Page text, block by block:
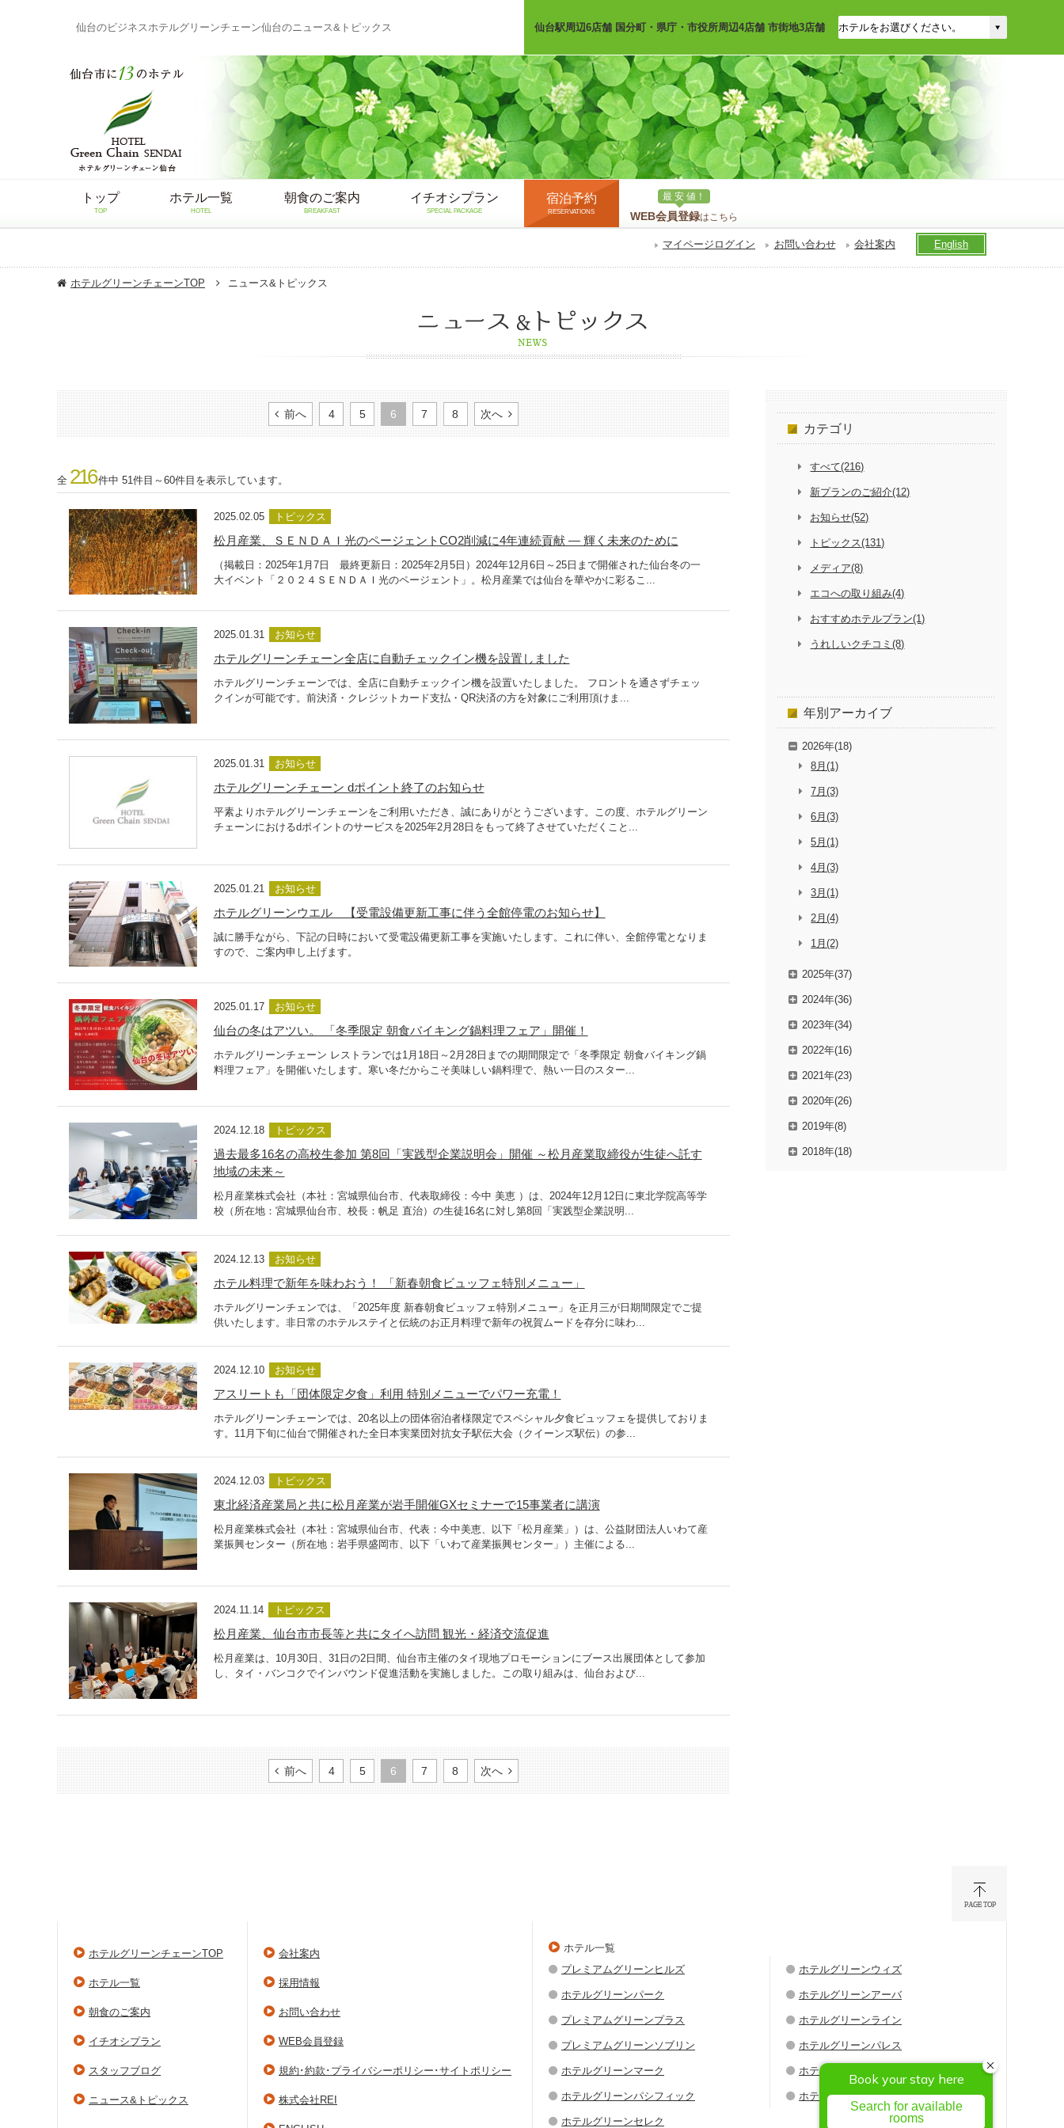
仙台のビジネスホテルグリーンチェーン仙台のニュース&トピックス 仙台駅周辺6店舗 国分町・県庁・市役所周辺4店舗 市街地3店舗
トップ
TOP
ホテル一覧
HOTEL
朝食のご案内
BREAKFAST
イチオシプラン
SPECIAL PACKAGE
宿泊予約
RESERVATIONS
最 安 値！
WEB会員登録はこちら
マイページログイン お問い合わせ 会社案内 English
ホテルグリーンチェーンTOP ニュース&トピックス
前へ 4 5 6 7 8 次へ
全 216件中 51件目～60件目を表示しています。
2025.02.05 トピックス
松月産業、ＳＥＮＤＡＩ光のページェントCO2削減に4年連続貢献 ― 輝く未来のために
（掲載日：2025年1月7日 最終更新日：2025年2月5日）2024年12月6日～25日まで開催された仙台冬の一
大イベント「２０２４ＳＥＮＤＡＩ光のページェント」。松月産業では仙台を華やかに彩るこ...
2025.01.31 お知らせ
ホテルグリーンチェーン全店に自動チェックイン機を設置しました
ホテルグリーンチェーンでは、全店に自動チェックイン機を設置いたしました。 フロントを通さずチェッ
クインが可能です。前決済・クレジットカード支払・QR決済の方を対象にご利用頂けま...
2025.01.31 お知らせ
ホテルグリーンチェーン dポイント終了のお知らせ
平素よりホテルグリーンチェーンをご利用いただき、誠にありがとうございます。この度、ホテルグリーン
チェーンにおけるdポイントのサービスを2025年2月28日をもって終了させていただくこと...
2025.01.21 お知らせ
ホテルグリーンウエル 【受電設備更新工事に伴う全館停電のお知らせ】
誠に勝手ながら、下記の日時において受電設備更新工事を実施いたします。これに伴い、全館停電となりま
すので、ご案内申し上げます。
2025.01.17 お知らせ
仙台の冬はアツい。 「冬季限定 朝食バイキング鍋料理フェア」開催！
ホテルグリーンチェーン レストランでは1月18日～2月28日までの期間限定で「冬季限定 朝食バイキング鍋
料理フェア」を開催いたします。寒い冬だからこそ美味しい鍋料理で、熱い一日のスター...
2024.12.18 トピックス
過去最多16名の高校生参加 第8回「実践型企業説明会」開催 ～松月産業取締役が生徒へ託す
地域の未来～
松月産業株式会社（本社：宮城県仙台市、代表取締役：今中 美恵 ）は、2024年12月12日に東北学院高等学
校（所在地：宮城県仙台市、校長：帆足 直治）の生徒16名に対し第8回「実践型企業説明...
2024.12.13 お知らせ
ホテル料理で新年を味わおう！ 「新春朝食ビュッフェ特別メニュー」
ホテルグリーンチェンでは、「2025年度 新春朝食ビュッフェ特別メニュー」を正月三が日期間限定でご提
供いたします。非日常のホテルステイと伝統のお正月料理で新年の祝賀ムードを存分に味わ...
2024.12.10 お知らせ
アスリートも「団体限定夕食」利用 特別メニューでパワー充電！
ホテルグリーンチェーンでは、20名以上の団体宿泊者様限定でスペシャル夕食ビュッフェを提供しておりま
す。11月下旬に仙台で開催された全日本実業団対抗女子駅伝大会（クイーンズ駅伝）の参...
2024.12.03 トピックス
東北経済産業局と共に松月産業が岩手開催GXセミナーで15事業者に講演
松月産業株式会社（本社：宮城県仙台市、代表：今中美恵、以下「松月産業」）は、公益財団法人いわて産
業振興センター（所在地：岩手県盛岡市、以下「いわて産業振興センター」）主催による...
2024.11.14 トピックス
松月産業、仙台市市長等と共にタイへ訪問 観光・経済交流促進
松月産業は、10月30日、31日の2日間、仙台市主催のタイ現地プロモーションにブース出展団体として参加
し、タイ・バンコクでインバウンド促進活動を実施しました。この取り組みは、仙台および...
前へ 4 5 6 7 8 次へ
カテゴリ
すべて(216)
新プランのご紹介(12)
お知らせ(52)
トピックス(131)
メディア(8)
エコへの取り組み(4)
おすすめホテルプラン(1)
うれしいクチコミ(8)
年別アーカイブ
2026年(18)
8月(1)
7月(3)
6月(3)
5月(1)
4月(3)
3月(1)
2月(4)
1月(2)
2025年(37)
2024年(36)
2023年(34)
2022年(16)
2021年(23)
2020年(26)
2019年(8)
2018年(18)
ホテルグリーンチェーンTOP
ホテル一覧
朝食のご案内
イチオシプラン
スタッフブログ
ニュース&トピックス
会社案内
採用情報
お問い合わせ
WEB会員登録
規約･約款･プライバシーポリシー･サイトポリシー
株式会社REI
ホテル一覧
プレミアムグリーンヒルズ
ホテルグリーンパーク
プレミアムグリーンプラス
プレミアムグリーンソブリン
ホテルグリーンマーク
ホテルグリーンパシフィック
ホテルグリーンセレク
ホテルグリーンウィズ
ホテルグリーンアーバ
ホテルグリーンライン
ホテルグリーンパレス
ホテルグリーンシティ
ホテルグリーンウエル